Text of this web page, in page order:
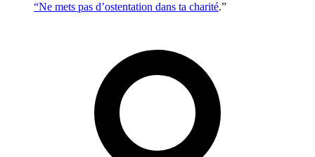
“Ne mets pas d’ostentation dans ta charité.”